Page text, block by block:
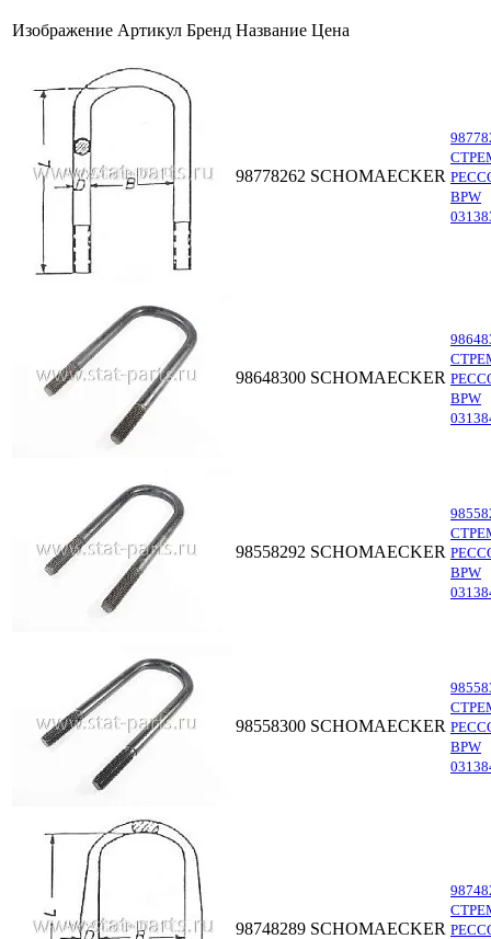
Изображение Артикул Бренд Название Цена
98778262 SCHOMAECKER
BPW
98648300 SCHOMAECKER
BPW
98558292 SCHOMAECKER
BPW
98558300 SCHOMAECKER
BPW
98748289 SCHOMAECKER